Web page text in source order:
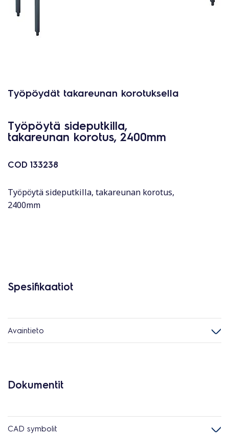
Työpöydät takareunan korotuksella
Työpöytä sideputkilla,
takareunan korotus, 2400mm
COD 133238
Työpöytä sideputkilla, takareunan korotus,
2400mm
Spesifikaatiot
Avaintieto
Dokumentit
CAD symbolit